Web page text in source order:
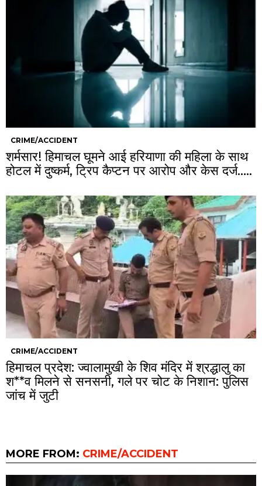
CRIME/ACCIDENT
शर्मसार! हिमाचल घूमने आई हरियाणा की महिला के साथ
होटल में दुष्कर्म, ट्रिप कैप्टन पर आरोप और केस दर्ज…..
CRIME/ACCIDENT
हिमाचल प्रदेश: ज्वालामुखी के शिव मंदिर में श्रद्धालु का
श**व मिलने से सनसनी, गले पर चोट के निशान: पुलिस
जांच में जुटी
MORE FROM: CRIME/ACCIDENT